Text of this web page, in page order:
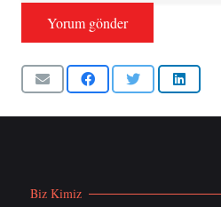
Yorum gönder
Biz Kimiz